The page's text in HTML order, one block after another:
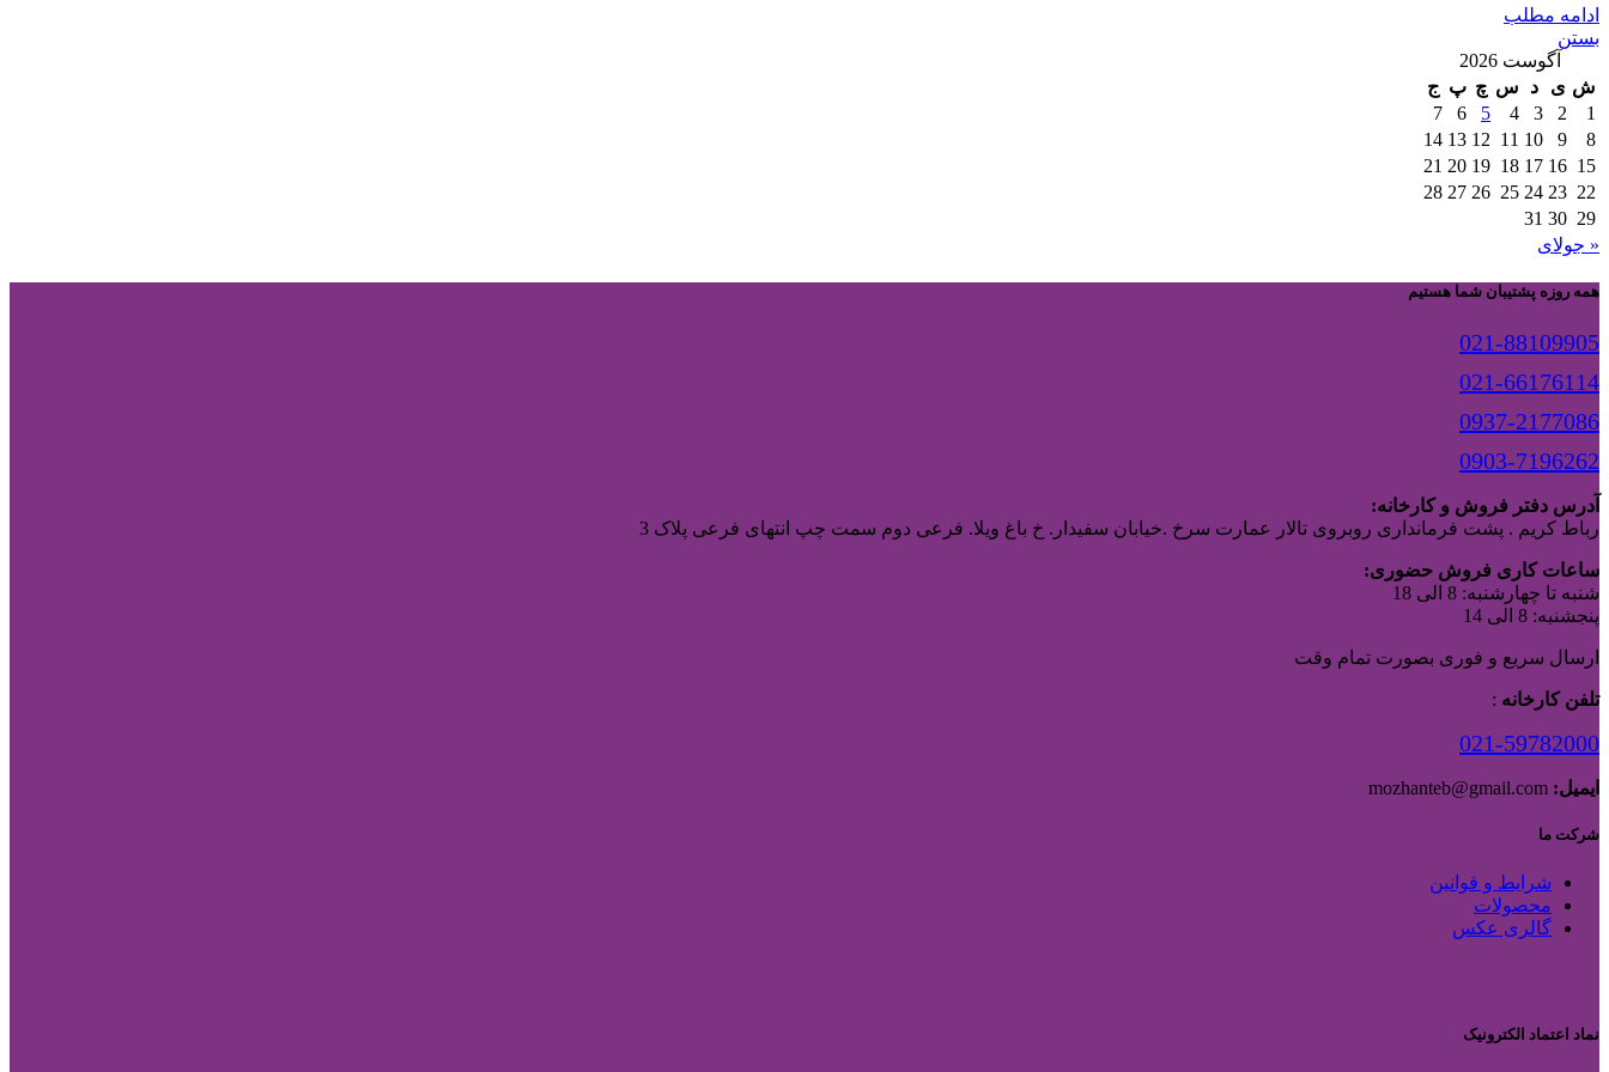
ادامه مطلب
بستن
آگوست 2026
ش ی د س چ پ ج
1
2
3
4
5
6
7
8
9
10
11
12
13
14
15
16
17
18
19
20
21
22
23
24
25
26
27
28
29
30
31
« جولای
همه روزه پشتیبان شما هستیم
021-88109905
021-66176114
0937-2177086
0903-7196262
آدرس دفتر فروش و کارخانه:
رباط کریم . پشت فرمانداری روبروی تالار عمارت سرخ .خیابان سفیدار. خ باغ ویلا. فرعی دوم سمت چپ انتهای فرعی پلاک 3
ساعات کاری فروش حضوری:
شنبه تا چهارشنبه: 8 الی 18
پنجشنبه: 8 الی 14
ارسال سریع و فوری بصورت تمام وقت
تلفن کارخانه :
021-59782000
ایمیل:
شرکت ما
شرایط و قوانین
محصولات
گالری عکس
نماد اعتماد الکترونیک